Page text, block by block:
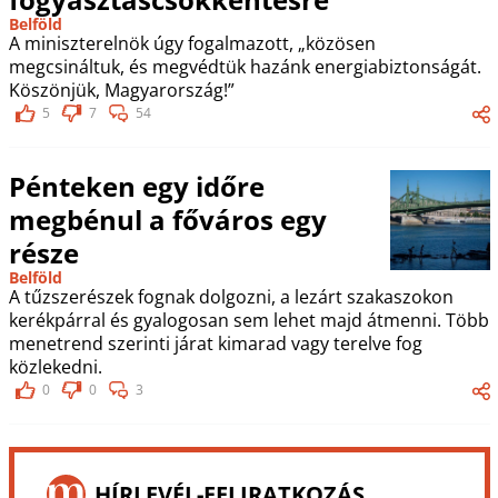
Belföld
A miniszterelnök úgy fogalmazott, „közösen
megcsináltuk, és megvédtük hazánk energiabiztonságát.
Köszönjük, Magyarország!”
5 7 54
Pénteken egy időre
megbénul a főváros egy
része
Belföld
A tűzszerészek fognak dolgozni, a lezárt szakaszokon
kerékpárral és gyalogosan sem lehet majd átmenni. Több
menetrend szerinti járat kimarad vagy terelve fog
közlekedni.
0 0 3